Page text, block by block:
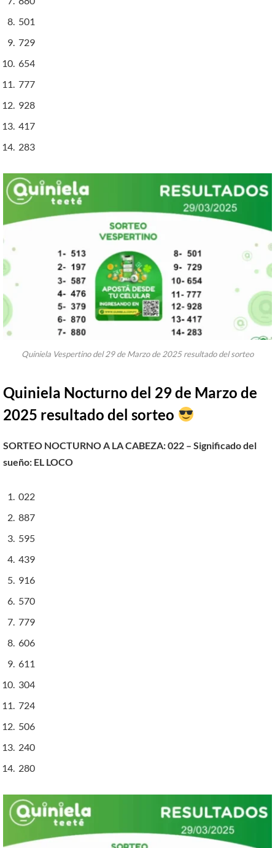
501
729
654
777
928
417
283
Quiniela Vespertino del 29 de Marzo de 2025 resultado del sorteo
Quiniela Nocturno del 29 de Marzo de
2025 resultado del sorteo
SORTEO NOCTURNO A LA CABEZA: 022 – Significado del
sueño: EL LOCO
022
887
595
439
916
570
779
606
611
304
724
506
240
280